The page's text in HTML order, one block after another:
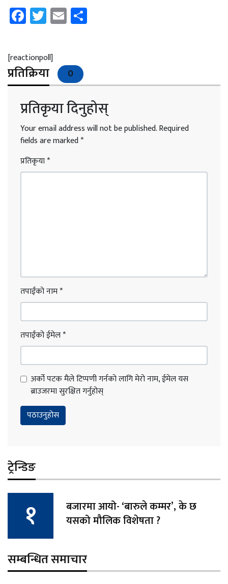
Facebook
Twitter
Email
[reactionpoll]
प्रतिक्रिया 0
प्रतिकृया दिनुहोस्
Your email address will not be published.Required
fields are marked*
प्रतिकृया*
तपाईंको नाम*
तपाईंको ईमेल*
अर्को पटक मैले टिप्पणी गर्नको लागि मेरो नाम, ईमेल यस
ब्राउजरमा सुरक्षित गर्नुहोस्
ट्रेन्डिङ
बजारमा आयो- ‘बारुले कम्मर’, के छ
यसको मौलिक विशेषता ?
सम्बन्धित समाचार